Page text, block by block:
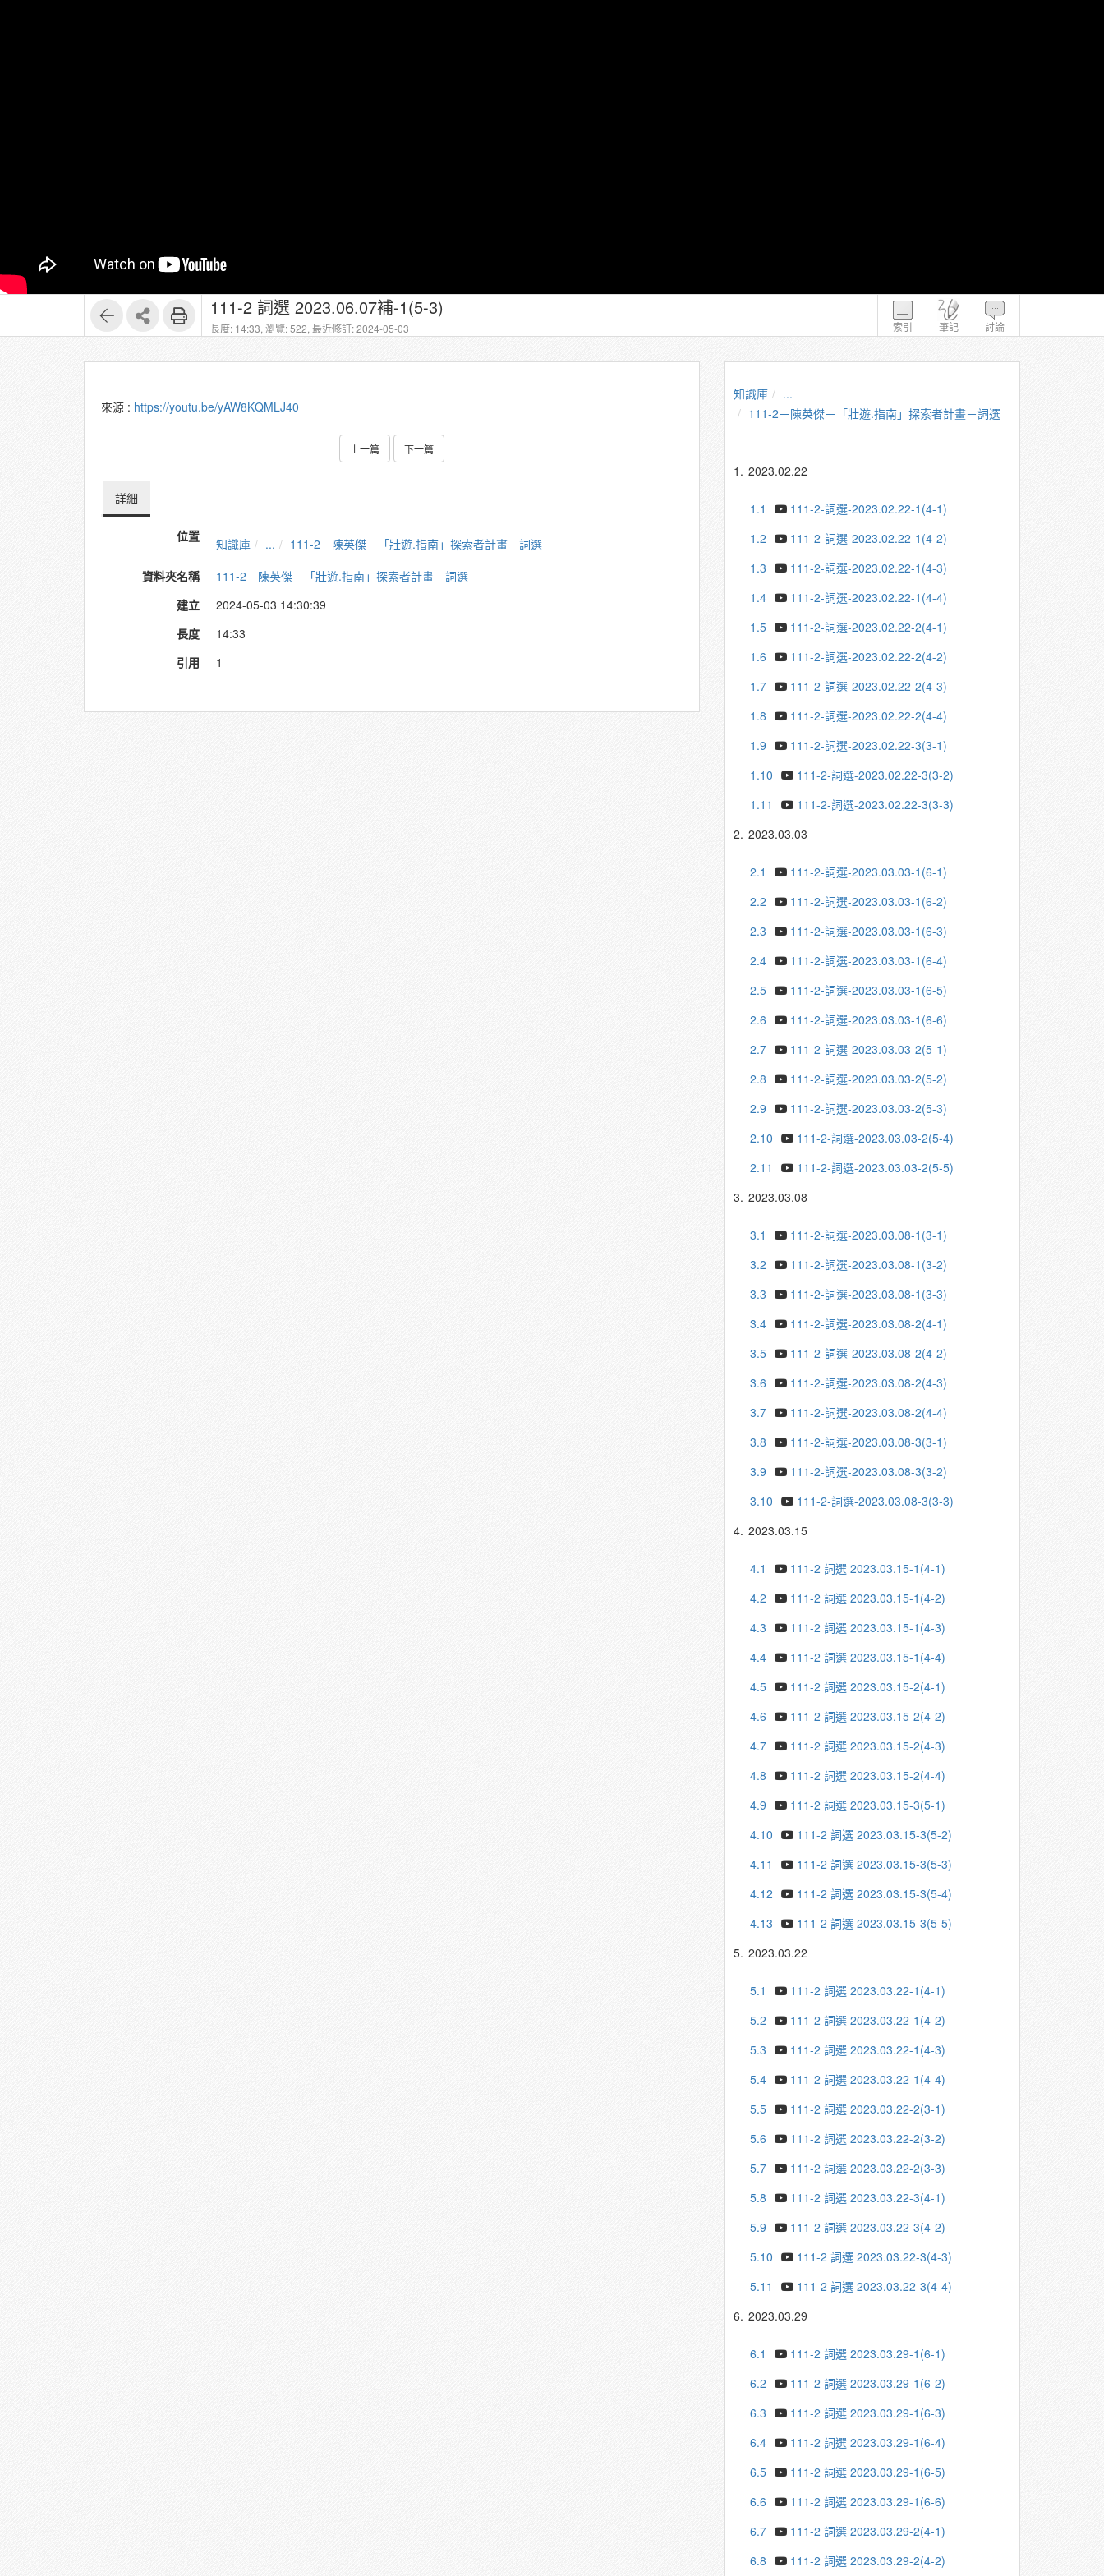
索引 筆記 討論
111-2 詞選 2023.06.07補-1(5-3)
長度: 14:33, 瀏覽: 522, 最近修訂: 2024-05-03
來源 : https://youtu.be/yAW8KQMLJ40
上一篇 下一篇
詳細
位置 知識庫 ...
111-2－陳英傑－「壯遊.指南」探索者計畫－詞選
資料夾名稱
111-2－陳英傑－「壯遊.指南」探索者計畫－詞選
建立
2024-05-03 14:30:39
長度
14:33
引用
1
知識庫
...
111-2－陳英傑－「壯遊.指南」探索者計畫－詞選
1. 2023.02.22
1.1
111-2-詞選-2023.02.22-1(4-1)
1.2
111-2-詞選-2023.02.22-1(4-2)
1.3
111-2-詞選-2023.02.22-1(4-3)
1.4
111-2-詞選-2023.02.22-1(4-4)
1.5
111-2-詞選-2023.02.22-2(4-1)
1.6
111-2-詞選-2023.02.22-2(4-2)
1.7
111-2-詞選-2023.02.22-2(4-3)
1.8
111-2-詞選-2023.02.22-2(4-4)
1.9
111-2-詞選-2023.02.22-3(3-1)
1.10
111-2-詞選-2023.02.22-3(3-2)
1.11
111-2-詞選-2023.02.22-3(3-3)
2. 2023.03.03
2.1
111-2-詞選-2023.03.03-1(6-1)
2.2
111-2-詞選-2023.03.03-1(6-2)
2.3
111-2-詞選-2023.03.03-1(6-3)
2.4
111-2-詞選-2023.03.03-1(6-4)
2.5
111-2-詞選-2023.03.03-1(6-5)
2.6
111-2-詞選-2023.03.03-1(6-6)
2.7
111-2-詞選-2023.03.03-2(5-1)
2.8
111-2-詞選-2023.03.03-2(5-2)
2.9
111-2-詞選-2023.03.03-2(5-3)
2.10
111-2-詞選-2023.03.03-2(5-4)
2.11
111-2-詞選-2023.03.03-2(5-5)
3. 2023.03.08
3.1
111-2-詞選-2023.03.08-1(3-1)
3.2
111-2-詞選-2023.03.08-1(3-2)
3.3
111-2-詞選-2023.03.08-1(3-3)
3.4
111-2-詞選-2023.03.08-2(4-1)
3.5
111-2-詞選-2023.03.08-2(4-2)
3.6
111-2-詞選-2023.03.08-2(4-3)
3.7
111-2-詞選-2023.03.08-2(4-4)
3.8
111-2-詞選-2023.03.08-3(3-1)
3.9
111-2-詞選-2023.03.08-3(3-2)
3.10
111-2-詞選-2023.03.08-3(3-3)
4. 2023.03.15
4.1
111-2 詞選 2023.03.15-1(4-1)
4.2
111-2 詞選 2023.03.15-1(4-2)
4.3
111-2 詞選 2023.03.15-1(4-3)
4.4
111-2 詞選 2023.03.15-1(4-4)
4.5
111-2 詞選 2023.03.15-2(4-1)
4.6
111-2 詞選 2023.03.15-2(4-2)
4.7
111-2 詞選 2023.03.15-2(4-3)
4.8
111-2 詞選 2023.03.15-2(4-4)
4.9
111-2 詞選 2023.03.15-3(5-1)
4.10
111-2 詞選 2023.03.15-3(5-2)
4.11
111-2 詞選 2023.03.15-3(5-3)
4.12
111-2 詞選 2023.03.15-3(5-4)
4.13
111-2 詞選 2023.03.15-3(5-5)
5. 2023.03.22
5.1
111-2 詞選 2023.03.22-1(4-1)
5.2
111-2 詞選 2023.03.22-1(4-2)
5.3
111-2 詞選 2023.03.22-1(4-3)
5.4
111-2 詞選 2023.03.22-1(4-4)
5.5
111-2 詞選 2023.03.22-2(3-1)
5.6
111-2 詞選 2023.03.22-2(3-2)
5.7
111-2 詞選 2023.03.22-2(3-3)
5.8
111-2 詞選 2023.03.22-3(4-1)
5.9
111-2 詞選 2023.03.22-3(4-2)
5.10
111-2 詞選 2023.03.22-3(4-3)
5.11
111-2 詞選 2023.03.22-3(4-4)
6. 2023.03.29
6.1
111-2 詞選 2023.03.29-1(6-1)
6.2
111-2 詞選 2023.03.29-1(6-2)
6.3
111-2 詞選 2023.03.29-1(6-3)
6.4
111-2 詞選 2023.03.29-1(6-4)
6.5
111-2 詞選 2023.03.29-1(6-5)
6.6
111-2 詞選 2023.03.29-1(6-6)
6.7
111-2 詞選 2023.03.29-2(4-1)
6.8
111-2 詞選 2023.03.29-2(4-2)